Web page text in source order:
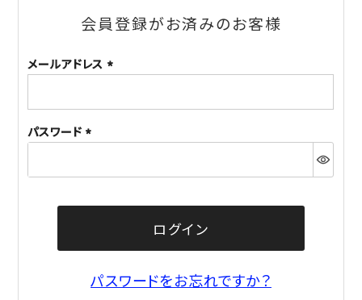
会員登録がお済みのお客様
メールアドレス
須)
パスワード
須)
ログイン
パスワードをお忘れですか？